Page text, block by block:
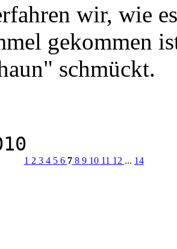
wir, wie
gekommen
schmückt.
1 2 3 4 5 6 78 9 10 11 12 ... 14